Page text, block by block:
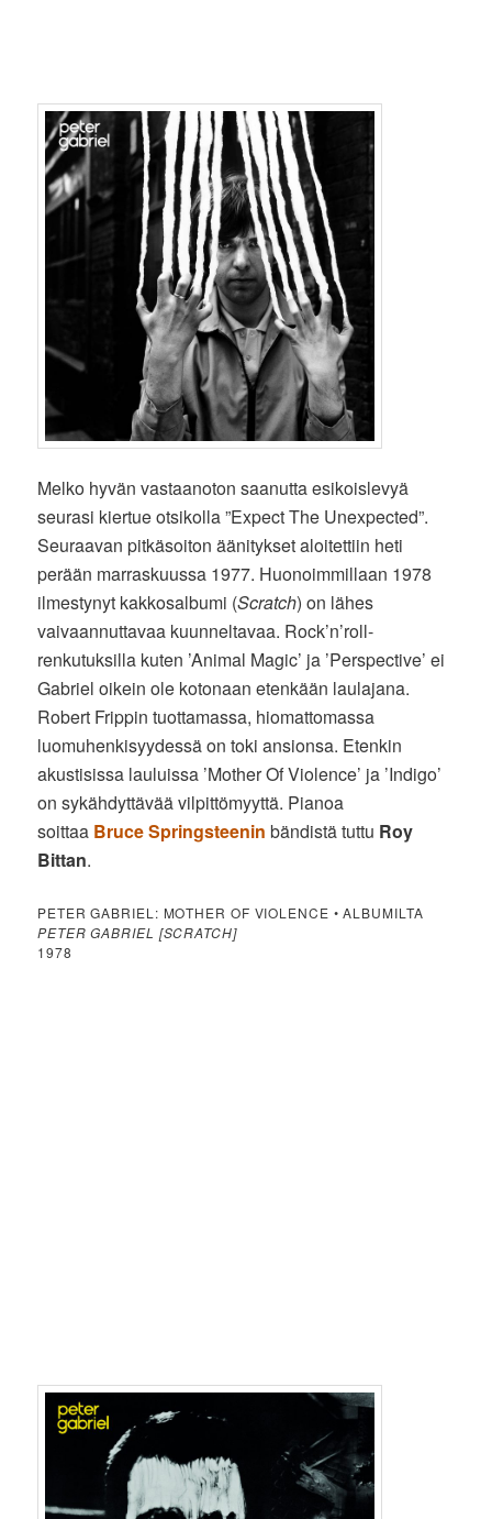
Melko hyvän vastaanoton saanutta esikoislevyä
seurasi kiertue otsikolla ”Expect The Unexpected”.
Seuraavan pitkäsoiton äänitykset aloitettiin heti
perään marraskuussa 1977. Huonoimmillaan 1978
ilmestynyt kakkosalbumi (Scratch) on lähes
vaivaannuttavaa kuunneltavaa. Rock’n’roll-
renkutuksilla kuten ’Animal Magic’ ja ’Perspective’ ei
Gabriel oikein ole kotonaan etenkään laulajana.
Robert Frippin tuottamassa, hiomattomassa
luomuhenkisyydessä on toki ansionsa. Etenkin
akustisissa lauluissa ’Mother Of Violence’ ja ’Indigo’
on sykähdyttävää vilpittömyyttä. Pianoa
soittaa Bruce Springsteenin bändistä tuttu Roy
Bittan.
PETER GABRIEL: MOTHER OF VIOLENCE • ALBUMILTA
PETER GABRIEL [SCRATCH]
1978